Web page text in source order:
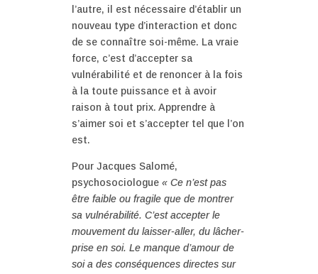
l’autre, il est nécessaire d’établir un
nouveau type d’interaction et donc
de se connaître soi-même. La vraie
force, c’est d’accepter sa
vulnérabilité et de renoncer à la fois
à la toute puissance et à avoir
raison à tout prix. Apprendre à
s’aimer soi et s’accepter tel que l’on
est.
Pour Jacques Salomé,
psychosociologue « Ce n’est pas
être faible ou fragile que de montrer
sa vulnérabilité. C’est accepter le
mouvement du laisser-aller, du lâcher-
prise en soi. Le manque d’amour de
soi a des conséquences directes sur